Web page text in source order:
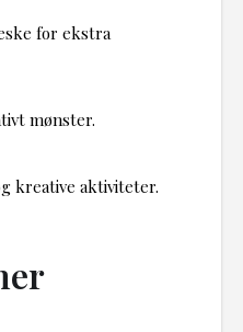
for ekstra
mønster.
kreative aktiviteter.